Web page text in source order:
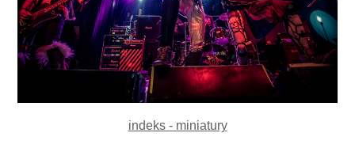
indeks - miniatury